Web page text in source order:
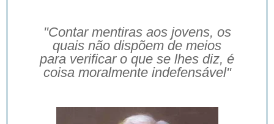
"Contar mentiras aos jovens, os
quais não dispõem de meios
para verificar o que se lhes diz, é
coisa moralmente indefensável"